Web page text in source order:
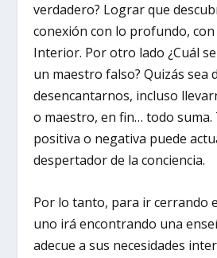
verdadero? Lograr que
conexión con lo profundo,
Interior. Por otro lado ¿Cuál
un maestro falso? Quizás sea
desencantarnos, incluso
o maestro, en fin… todo suma.
positiva o negativa puede
despertador de la conciencia.
Por lo tanto, para ir cerrando
uno irá encontrando una
adecue a sus necesidades